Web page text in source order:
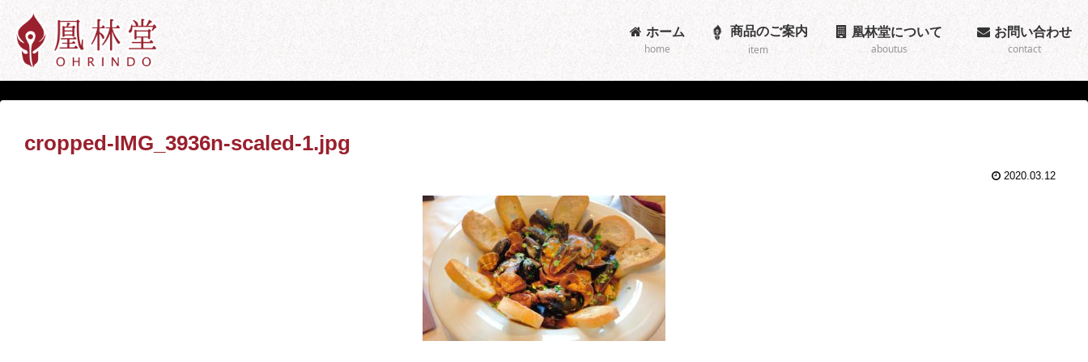
ホーム
home
商品のご案内
item
凰林堂について
aboutus
お問い合わせ
contact
cropped-IMG_3936n-scaled-1.jpg
2020.03.12